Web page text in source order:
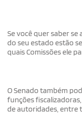
Se você quer saber
do seu estado estão
quais Comissões ele
O Senado também
funções
de autoridades, entre